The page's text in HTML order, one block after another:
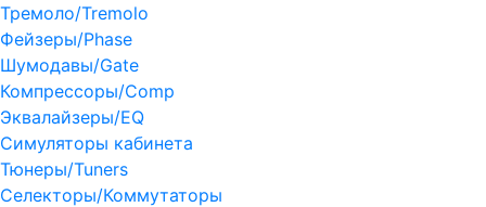
Тремоло/Tremolo
Фейзеры/Phase
Шумодавы/Gate
Компрессоры/Comp
Эквалайзеры/EQ
Симуляторы кабинета
Тюнеры/Tuners
Селекторы/Коммутаторы